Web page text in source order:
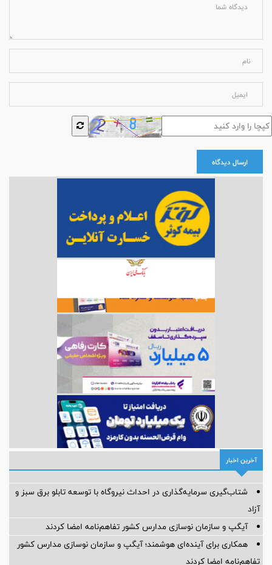
ارسال دیدگاه
آخرین اخبار
شتاب‌گیری سرمایه‌گذاری در احداث نیروگاه با توسعه تابلو برق سبز و
آزاد
آیگپ و سازمان نوسازی مدارس کشور تفاهم‌نامه امضا کردند
همکاری برای آینده‌ای هوشمند؛ آیگپ و سازمان نوسازی مدارس کشور
تفاهم‌نامه امضا کردند